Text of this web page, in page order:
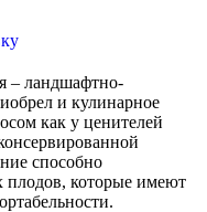
– ландшафтно-
и кулинарное
как у ценителей
способно
плодов, которые имеют